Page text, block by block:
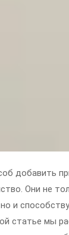
добавить
Они не
но и
статье мы